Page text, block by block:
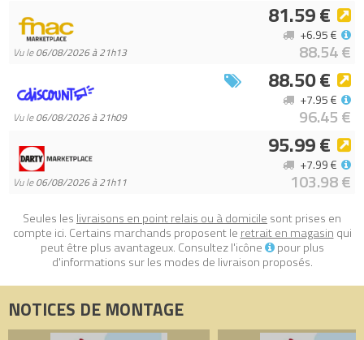
- Qualité constante – Les sets de jeu LEGO DUPLO sont
conformes aux normes industrielles les plus élevées. Ils sont
faciles à saisir, assembler et séparer par les petites mains, et
- Sécurité assurée – Les briques et les pièces LEGO DUPLO sont
soumises à des tests de chute, de chaleur, d’écrasement et de
torsion, puis analysées afin de s'assurer qu’elles sont
conformes aux normes de sécurité les plus strictes
Tous les prix duLEGO Duplo 10411 Découvrir la culture chinoise
comparateur de prix 100% LEGO.
Code EAN du LEGO Duplo 10411 : 5702017416960.
Vu le06/08/2026 à 21h13
81.59 €
88.54 €
+6.95 €
Vu le06/08/2026 à 21h09
88.50 €
96.45 €
+7.95 €
Vu le06/08/2026 à 21h11
95.99 €
103.98 €
+7.99 €
Seules les livraisons en point relais ou à domicile sont prises en
compte ici. Certains marchands proposent le retrait en magasin qui
peut être plus avantageux. Consultez l'icône
pour plus
d'informations sur les modes de livraison proposés.
NOTICES DE MONTAGE